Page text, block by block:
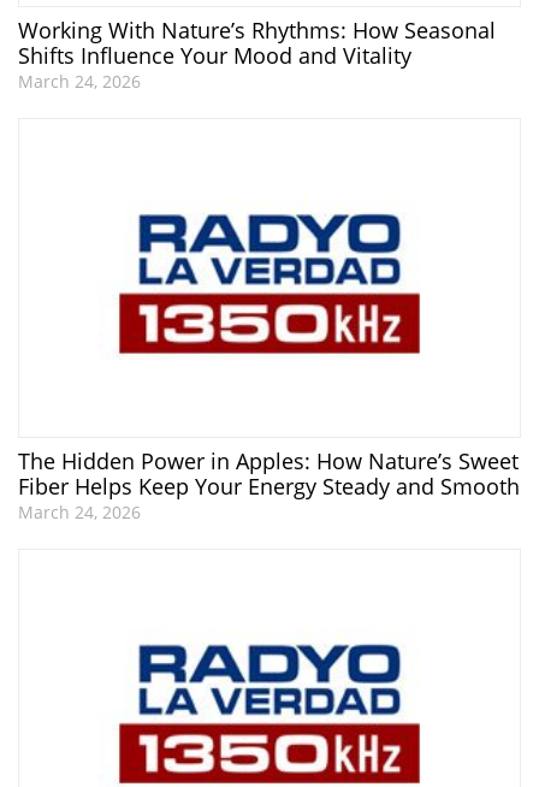
Working With Nature’s Rhythms: How Seasonal
Shifts Influence Your Mood and Vitality
March 24, 2026
The Hidden Power in Apples: How Nature’s Sweet
Fiber Helps Keep Your Energy Steady and Smooth
March 24, 2026